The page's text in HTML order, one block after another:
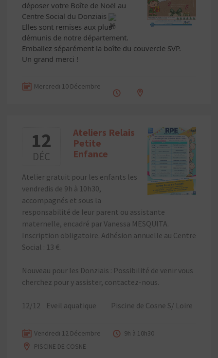
déposer votre Boîte de Noël au
Centre Social du Donziais
Elles sont remises aux plus
démunis de notre département.
Emballez séparément la boîte du couvercle SVP.
Un grand merci !
Mercredi 10 Décembre
12
DÉC
Ateliers Relais
Petite
Enfance
Atelier gratuit pour les enfants les
vendredis de 9h à 10h30,
accompagnés et sous la
responsabilité de leur parent ou assistante
maternelle, encadré par Vanessa MESQUITA.
Inscription obligatoire. Adhésion annuelle au Centre
Social : 13 €.
Nouveau pour les Donziais : Possibilité de venir vous
cherchez pour y assister, contactez-nous.
12/12 Eveil aquatique Piscine de Cosne S/ Loire
Vendredi 12 Décembre
9h à 10h30
PISCINE DE COSNE